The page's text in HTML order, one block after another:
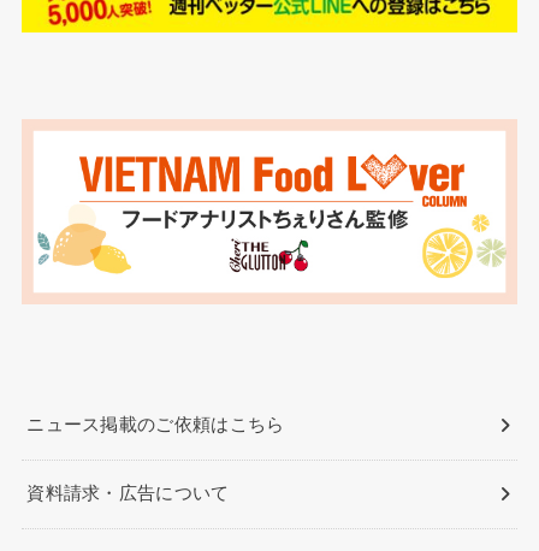
ニュース掲載のご依頼はこちら
資料請求・広告について